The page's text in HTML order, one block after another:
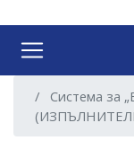
система
за
достъпност.Система за